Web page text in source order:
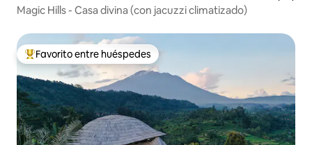
Magic Hills - Casa divina (con jacuzzi climatizado)
Favorito entre huéspedes preferido
Favorito entre huéspedes